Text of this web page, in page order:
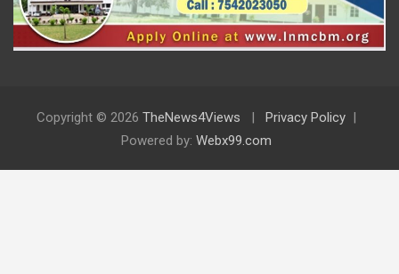
Copyright © 2026 TheNews4Views
Privacy Policy
Powered by: Webx99.com